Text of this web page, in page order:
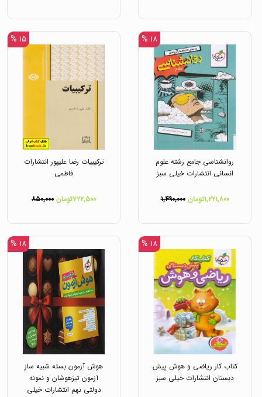
۱۸ %
روانشناسی جامع رشته علوم
انسانی انتشارات خیلی سبز
۱,۲۲۱,۸۰۰تومان ۱,۴۹۰,۰۰۰
۱۵ %
ترکیبیات رضا علیپور انتشارات
فاطمی
۷۲۲,۵۰۰تومان ۸۵۰,۰۰۰
۱۸ %
کتاب کار ریاضی و هوش پیش
دبستان انتشارات خیلی سبز
۱۸ %
هوش آزمون بسته شبیه ساز
آزمون تیزهوشان و نمونه
دولتی نهم انتشارات خیلی